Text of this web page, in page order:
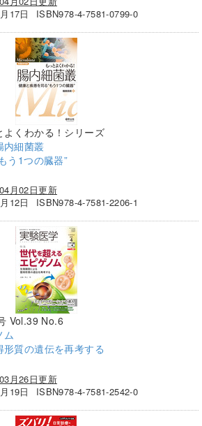
17日
ISBN978-4-7581-0799-0
くわかる！シリーズ
内細菌叢
う1つの臓器”
月02日更新
12日
ISBN978-4-7581-2206-1
Vol.39 No.6
ム
質の遺伝を再考する
月26日更新
19日
ISBN978-4-7581-2542-0